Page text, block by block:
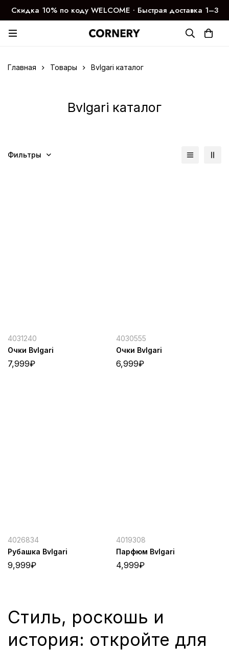
Скидка 10% по коду WELCOME ∙ Быстрая доставка 1–3
дня
Главная Товары Bvlgari каталог
Bvlgari каталог
Фильтры
4031240
Очки Bvlgari
7,999₽
4030555
Очки Bvlgari
6,999₽
4026834
Рубашка Bvlgari
9,999₽
4019308
Парфюм Bvlgari
4,999₽
Стиль, роскошь и
история: откройте для